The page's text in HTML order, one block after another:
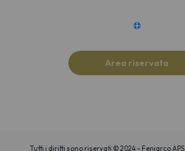
Area riservata
Tutti i diritti sono riservati © 2024 – Feniarco APS